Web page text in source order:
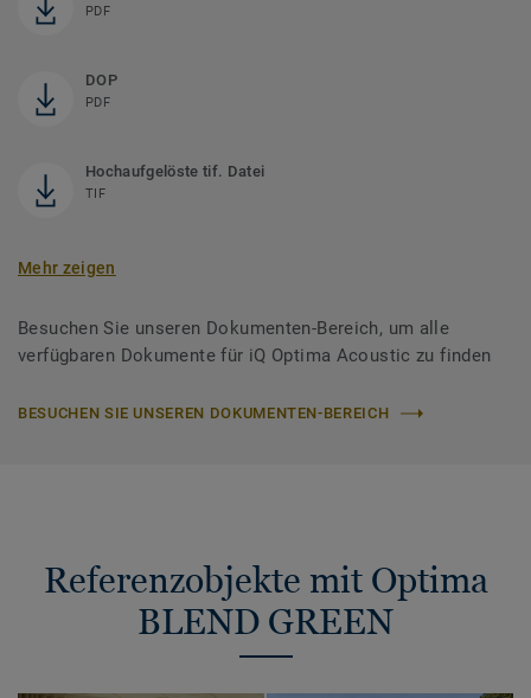
PDF
DOP
PDF
Hochaufgelöste tif. Datei
TIF
Mehr zeigen
Besuchen Sie unseren Dokumenten-Bereich, um alle
verfügbaren Dokumente für iQ Optima Acoustic zu finden
BESUCHEN SIE UNSEREN DOKUMENTEN-BEREICH
Referenzobjekte mit Optima
BLEND GREEN